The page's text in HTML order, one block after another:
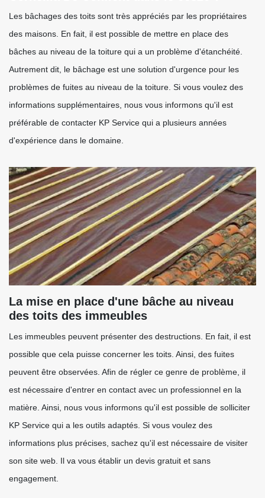
Les bâchages des toits sont très appréciés par les propriétaires
des maisons. En fait, il est possible de mettre en place des
bâches au niveau de la toiture qui a un problème d'étanchéité.
Autrement dit, le bâchage est une solution d'urgence pour les
problèmes de fuites au niveau de la toiture. Si vous voulez des
informations supplémentaires, nous vous informons qu'il est
préférable de contacter KP Service qui a plusieurs années
d'expérience dans le domaine.
La mise en place d'une bâche au niveau
des toits des immeubles
Les immeubles peuvent présenter des destructions. En fait, il est
possible que cela puisse concerner les toits. Ainsi, des fuites
peuvent être observées. Afin de régler ce genre de problème, il
est nécessaire d'entrer en contact avec un professionnel en la
matière. Ainsi, nous vous informons qu'il est possible de solliciter
KP Service qui a les outils adaptés. Si vous voulez des
informations plus précises, sachez qu'il est nécessaire de visiter
son site web. Il va vous établir un devis gratuit et sans
engagement.